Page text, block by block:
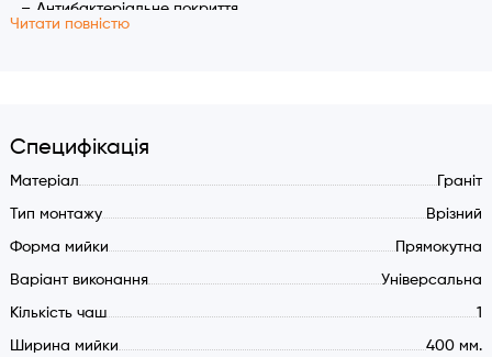
Антибактеріальне покриття
Чаша: 340x370 мм
Без крила
Сифон із клапаном та відстійником
Перелив у чаші
Композитний матеріал: 80% граніту
Ширина шафи (мін.): 450 мм
Читати повністю
Специфікація
Матеріал Граніт
Тип монтажу Врізний
Форма мийки Прямокутна
Варіант виконання Універсальна
Кількість чаш 1
Ширина мийки 400 мм.